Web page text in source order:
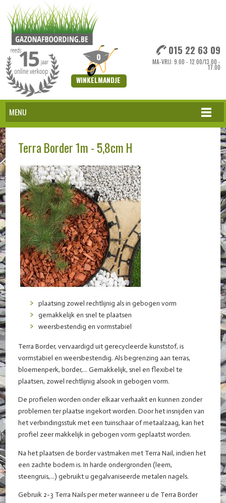
0
WINKELMANDJE
015 22 63 09
MA-VRIJ: 9.00 - 12.00/13.00 -
17.00
MENU
Terra Border 1m - 5,8cm H
plaatsing zowel rechtlijnig als in gebogen vorm
gemakkelijk en snel te plaatsen
weersbestendig en vormstabiel
Terra Border, vervaardigd uit gerecycleerde kunststof, is
vormstabiel en weersbestendig. Als begrenzing aan terras,
bloemenperk, border,... Gemakkelijk, snel en flexibel te
plaatsen, zowel rechtlijnig alsook in gebogen vorm.
De profielen worden onder elkaar verhaakt en kunnen zonder
problemen ter plaatse ingekort worden. Door het insnijden van
het verbindingsstuk met een tuinschaar of metaalzaag, kan het
profiel zeer makkelijk in gebogen vorm geplaatst worden.
Na het plaatsen de border vastmaken met Terra Nail, indien het
een zachte bodem is. In harde ondergronden (leem,
steengruis,...) gebruikt u gegalvaniseerde metalen nagels.
Gebruik 2-3 Terra Nails per meter wanneer u de Terra Border